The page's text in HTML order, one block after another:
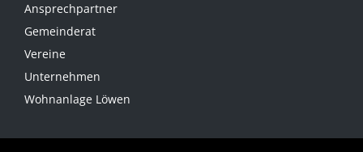
Ansprechpartner
Gemeinderat
Vereine
Unternehmen
Wohnanlage Löwen